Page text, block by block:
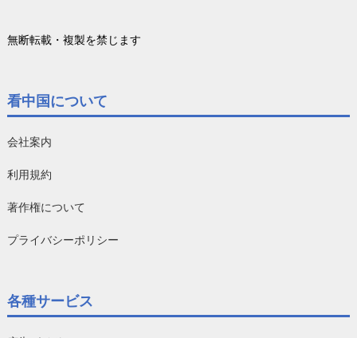
無断転載・複製を禁じます
看中国について
会社案内
利用規約
著作権について
プライバシーポリシー
各種サービス